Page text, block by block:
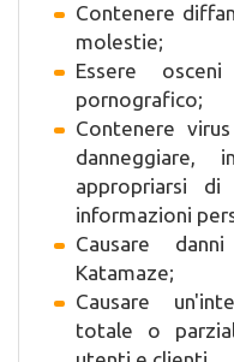
Contenere
molestie;
Essere
pornografico;
Contenere
danneggiare,
appropriarsi
informazioni
Causare
Katamaze;
Causare
totale o